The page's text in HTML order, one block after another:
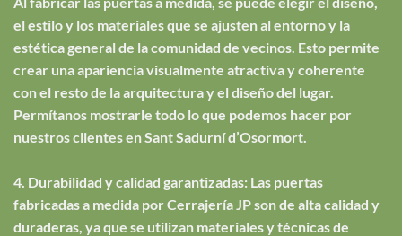
el estilo y los materiales que se ajusten al entorno y la
estética general de la comunidad de vecinos. Esto permite
crear una apariencia visualmente atractiva y coherente
con el resto de la arquitectura y el diseño del lugar.
Permítanos mostrarle todo lo que podemos hacer por
nuestros clientes en Sant Sadurní d’Osormort.
4. Durabilidad y calidad garantizadas: Las puertas
fabricadas a medida por Cerrajería JP son de alta calidad y
duraderas, ya que se utilizan materiales y técnicas de